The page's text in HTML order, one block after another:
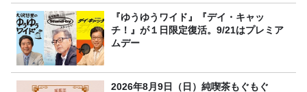
『ゆうゆうワイド』『デイ・キャッ
チ！』が１日限定復活。9/21はプレミア
ムデー
2026年8月9日（日）純喫茶もぐもぐ